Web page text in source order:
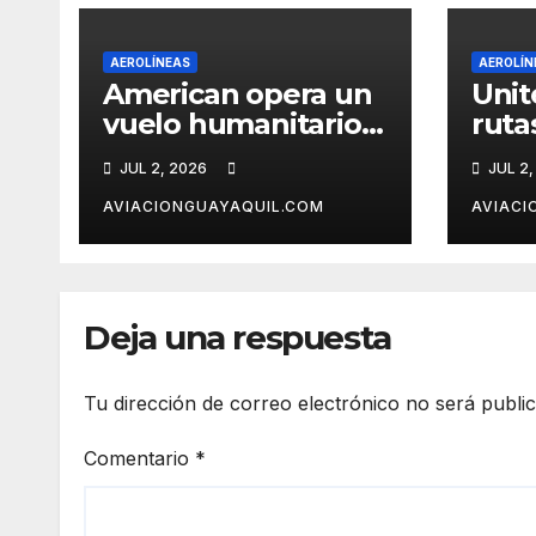
AEROLÍNEAS
American opera un
vuelo humanitario a
terremoto en
Venezuela
JUL 2, 2026
AVIACIONGUAYAQUIL.COM
JUL
Deja una respuesta
Tu dirección de correo electrónico no será
Comentario *